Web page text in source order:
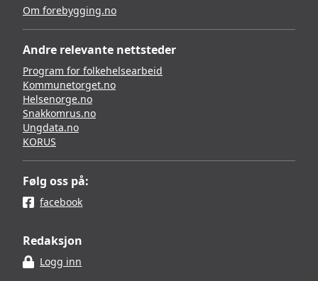
Om forebygging.no
Andre relevante nettsteder
Program for folkehelsearbeid
Kommunetorget.no
Helsenorge.no
Snakkomrus.no
Ungdata.no
KORUS
Følg oss på:
facebook
Redaksjon
Logg inn